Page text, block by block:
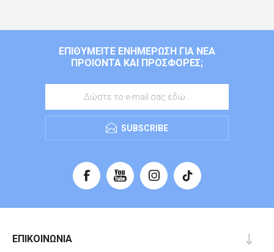
ΕΠΙΘΥΜΕΊΤΕ ΕΝΗΜΈΡΩΣΗ ΓΙΑ ΝΈΑ
ΠΡΟΙΌΝΤΑ ΚΑΙ ΠΡΟΣΦΟΡΈΣ;
SUBSCRIBE
ΕΠΙΚΟΙΝΩΝΊΑ